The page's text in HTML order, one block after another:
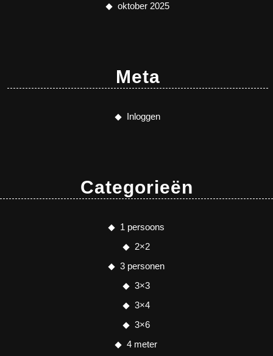
oktober 2025
Meta
Inloggen
Categorieën
1 persoons
2×2
3 personen
3×3
3×4
3×6
4 meter